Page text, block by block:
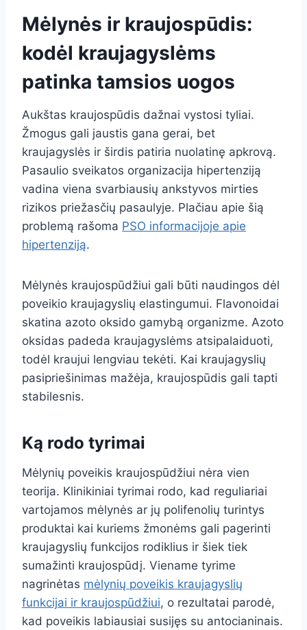
Mėlynės ir kraujospūdis:
kodėl kraujagyslėms
patinka tamsios uogos
Aukštas kraujospūdis dažnai vystosi tyliai.
Žmogus gali jaustis gana gerai, bet
kraujagyslės ir širdis patiria nuolatinę apkrovą.
Pasaulio sveikatos organizacija hipertenziją
vadina viena svarbiausių ankstyvos mirties
rizikos priežasčių pasaulyje. Plačiau apie šią
problemą rašoma PSO informacijoje apie
hipertenziją.
Mėlynės kraujospūdžiui gali būti naudingos dėl
poveikio kraujagyslių elastingumui. Flavonoidai
skatina azoto oksido gamybą organizme. Azoto
oksidas padeda kraujagyslėms atsipalaiduoti,
todėl kraujui lengviau tekėti. Kai kraujagyslių
pasipriešinimas mažėja, kraujospūdis gali tapti
stabilesnis.
Ką rodo tyrimai
Mėlynių poveikis kraujospūdžiui nėra vien
teorija. Klinikiniai tyrimai rodo, kad reguliariai
vartojamos mėlynės ar jų polifenolių turintys
produktai kai kuriems žmonėms gali pagerinti
kraujagyslių funkcijos rodiklius ir šiek tiek
sumažinti kraujospūdį. Viename tyrime
nagrinėtas mėlynių poveikis kraujagyslių
funkcijai ir kraujospūdžiui, o rezultatai parodė,
kad poveikis labiausiai susijęs su antocianinais.